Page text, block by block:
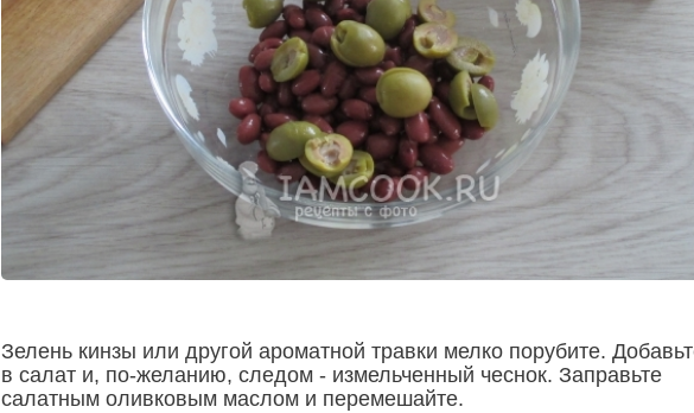
Зелень кинзы или другой ароматной травки мелко порубите.
в салат и, по-желанию, следом - измельченный чеснок. Заправьте
салатным оливковым маслом и перемешайте.